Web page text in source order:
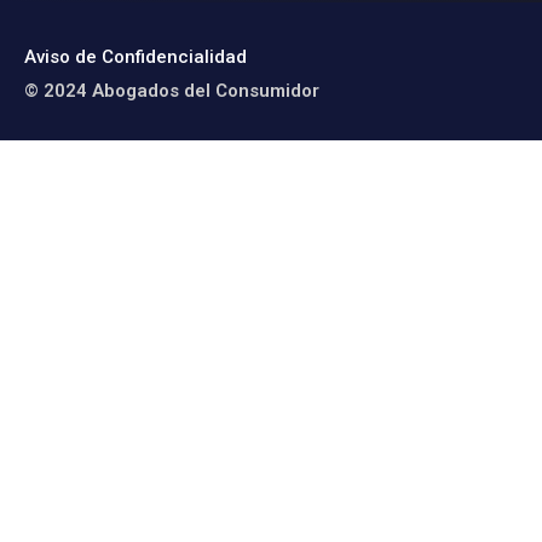
Aviso de Confidencialidad
© 2024 Abogados del Consumidor